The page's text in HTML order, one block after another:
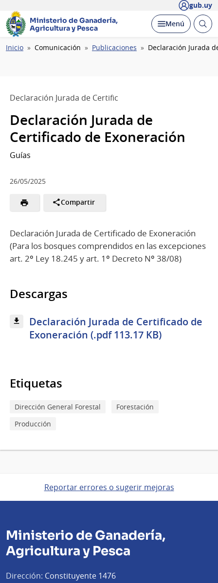
gub.uy
Ministerio de Ganadería,
Agricultura y Pesca
Desplegar
Menú Abrir
Ruta
Inicio Comunicación Publicaciones Declaración Jurada
Declaración Jurada de Certific
Declaración Jurada de
Certificado de Exoneración
Guías
26/05/2025
Compartir
Declaración Jurada de Certificado de Exoneración
(Para los bosques comprendidos en las excepciones
art. 2º Ley 18.245 y art. 1º Decreto Nº 38/08)
Descargas
Declaración Jurada de Certificado de
Exoneración (.pdf 113.17 KB)
Etiquetas
Dirección General Forestal
Forestación
Producción
Reportar errores o sugerir mejoras
Ministerio de Ganadería,
Agricultura y Pesca
Dirección: Constituyente 1476